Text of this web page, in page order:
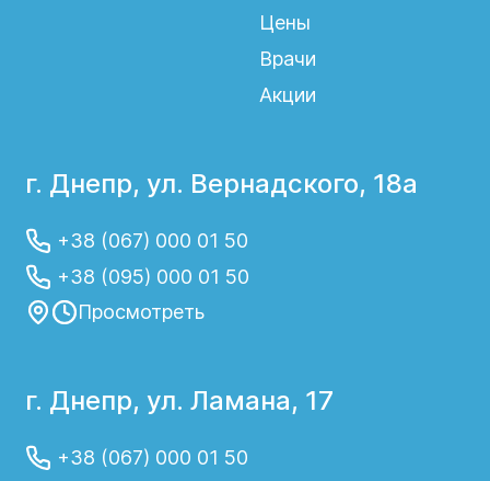
Цены
Врачи
Акции
г. Днепр, ул. Вернадского, 18а
+38 (067) 000 01 50
+38 (095) 000 01 50
Просмотреть
г. Днепр, ул. Ламана, 17
+38 (067) 000 01 50